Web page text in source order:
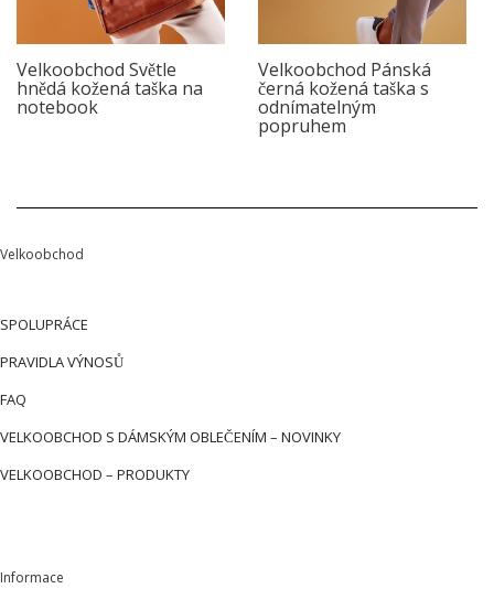
Velkoobchod Světle
hnědá kožená taška na
notebook
Velkoobchod Pánská
černá kožená taška s
odnímatelným
popruhem
Velkoobchod
SPOLUPRÁCE
PRAVIDLA VÝNOSŮ
FAQ
VELKOOBCHOD S DÁMSKÝM OBLEČENÍM – NOVINKY
VELKOOBCHOD – PRODUKTY
Informace